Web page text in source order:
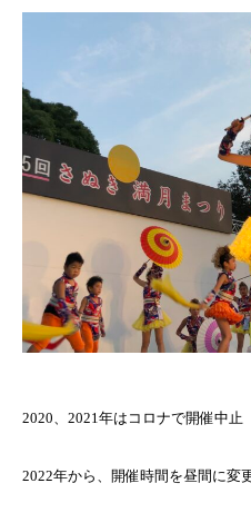
2020、2021年はコロナで開催中止
2022年から、開催時間を昼間に変